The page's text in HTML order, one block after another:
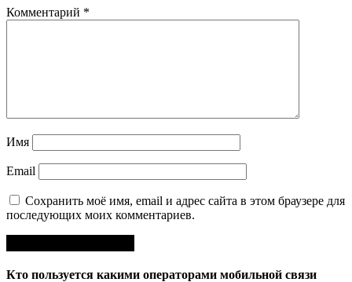
Комментарий *
Имя
Email
Сохранить моё имя, email и адрес сайта в этом браузере для
последующих моих комментариев.
Кто пользуется какими операторами мобильной связи